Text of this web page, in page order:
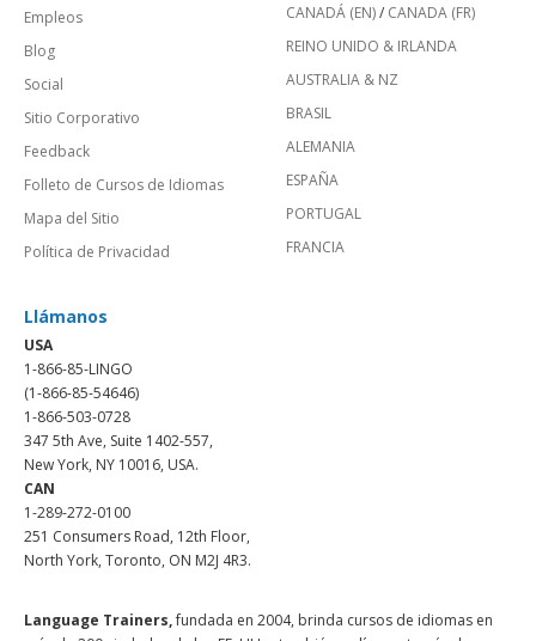
Empleos
Blog
Social
Sitio Corporativo
Feedback
Folleto de Cursos de Idiomas
Mapa del Sitio
Política de Privacidad
CANADÁ (EN)/ CANADA (FR)
REINO UNIDO & IRLANDA
AUSTRALIA & NZ
BRASIL
ALEMANIA
ESPAÑA
PORTUGAL
FRANCIA
Llámanos
USA
1-866-85-LINGO
(1-866-85-54646)
1-866-503-0728
347 5th Ave, Suite 1402-557,
New York, NY 10016, USA.
CAN
1-289-272-0100
251 Consumers Road, 12th Floor,
North York, Toronto, ON M2J 4R3.
Language Trainers,fundada en 2004, brinda cursos de idiomas en